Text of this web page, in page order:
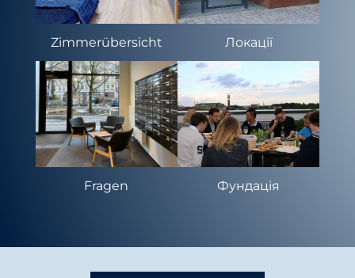
Zimmerübersicht Локації
Fragen Фундація